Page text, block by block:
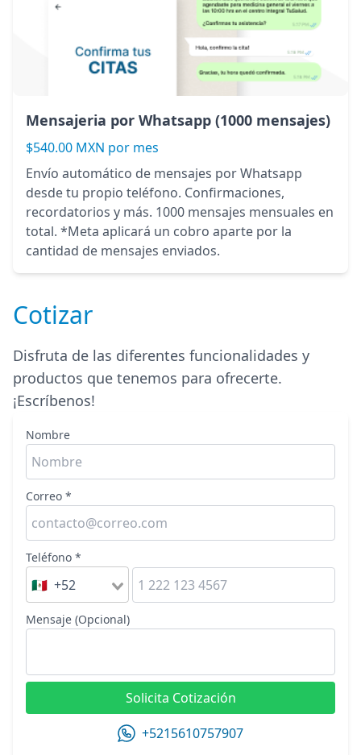
Mensajeria por Whatsapp (1000 mensajes)
$540.00 MXN por mes
Envío automático de mensajes por Whatsapp
desde tu propio teléfono. Confirmaciones,
recordatorios y más. 1000 mensajes mensuales en
total. *Meta aplicará un cobro aparte por la
cantidad de mensajes enviados.
Cotizar
Disfruta de las diferentes funcionalidades y
productos que tenemos para ofrecerte.
¡Escríbenos!
Nombre
Correo *
Teléfono *
🇲🇽 +52
Mensaje (Opcional)
Solicita Cotización
+5215610757907